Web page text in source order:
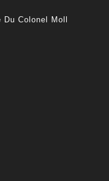
Colonel Moll